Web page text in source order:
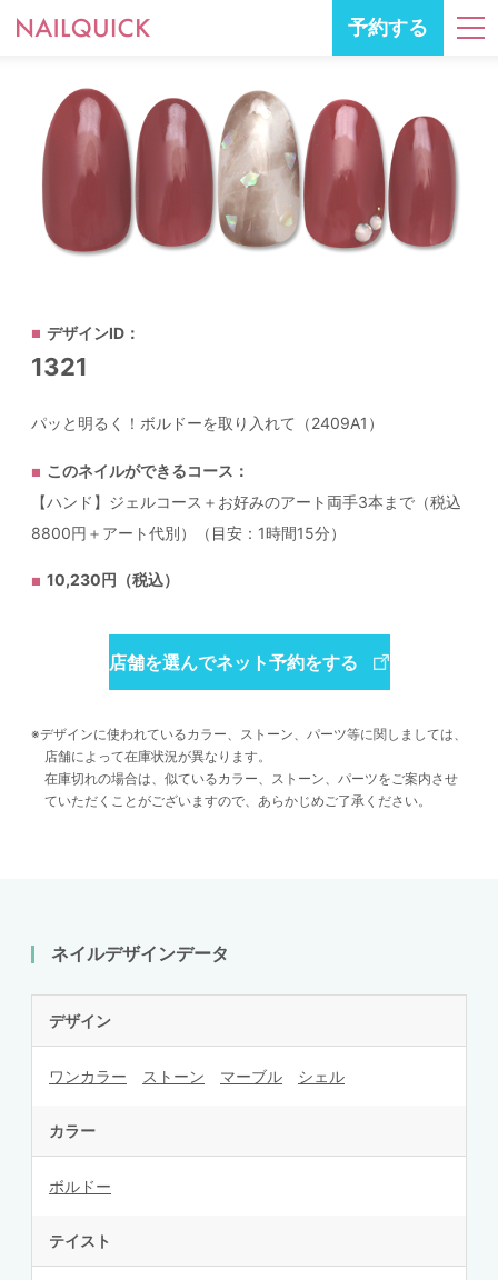
予約する
デザインID：
1321
パッと明るく！ボルドーを取り入れて（2409A1）
このネイルができるコース：
【ハンド】ジェルコース＋お好みのアート両手3本まで（税込
8800円＋アート代別）（目安：1時間15分）
10,230円（税込）
店舗を選んでネット予約をする
デザインに使われているカラー、ストーン、パーツ等に関しましては、
店舗によって在庫状況が異なります。
在庫切れの場合は、似ているカラー、ストーン、パーツをご案内させ
ていただくことがございますので、あらかじめご了承ください。
ネイルデザインデータ
デザイン
ワンカラー ストーン マーブル シェル
カラー
ボルドー
テイスト